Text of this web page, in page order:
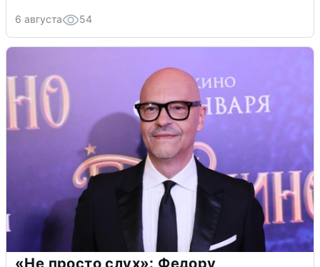
6 августа 54
«Не просто слух»: Федору